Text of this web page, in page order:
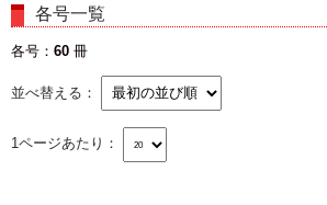
各号一覧
各号 60 冊
並べ替える
1ページあたり